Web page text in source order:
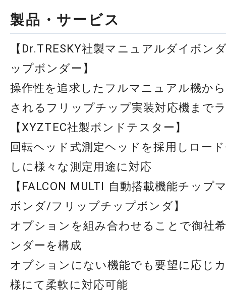
製品・サービス
【Dr.TRESKY社製マニュアルダイボン
ップボンダー】
操作性を追求したフルマニュアル機か
されるフリップチップ実装対応機まで
【XYZTEC社製ボンドテスター】
回転ヘッド式測定ヘッドを採用しロー
しに様々な測定用途に対応
【FALCON MULTI 自動搭載機能チップ
ボンダ/フリップチップボンダ】
オプションを組み合わせることで御社
ンダーを構成
オプションにない機能でも要望に応じ
様にて柔軟に対応可能